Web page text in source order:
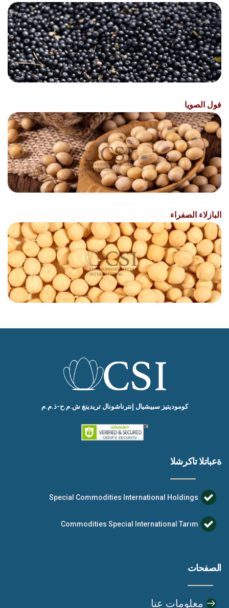
فول الصويا
البازلاء الصفراء
کومودیتیز سبیشیال إنترناشونال تریدینغ ش.م.ح-ذ.م.م
ةعباتلا تاكرشلا
Special Commodities International Holdings
Commodities Special International Tarım
الصفحات
معلومات عنا